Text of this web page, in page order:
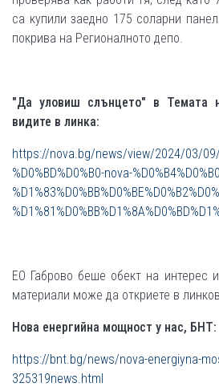
са купили заедно 175 соларни
покрива на Регионалното депо.
"Да уловиш слънцето" в
видите в линка:
https://nova.bg/news/view/2024/03/09/
%D0%BD%D0%B0-nova-
ЕО Габрово беше обект на интерес
материали може да откриете в
Нова енергийна мощност у нас, БНТ:
https://bnt.bg/news/nova-energiyna-
325319news.html